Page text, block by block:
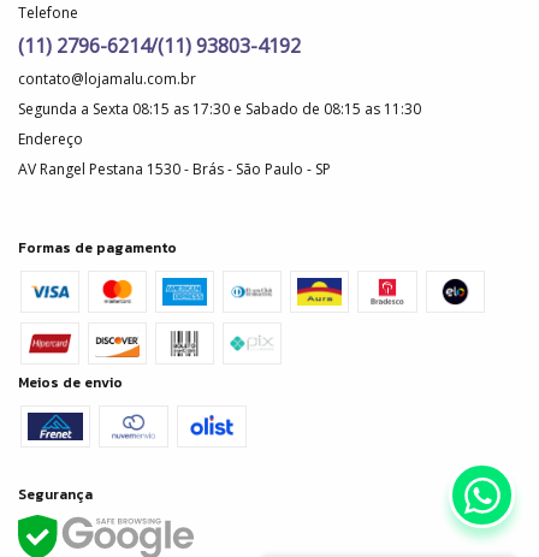
Telefone
(11) 2796-6214/(11) 93803-4192
contato@lojamalu.com.br
Segunda a Sexta 08:15 as 17:30 e Sabado de 08:15 as 11:30
Endereço
AV Rangel Pestana 1530 - Brás - São Paulo - SP
Formas de pagamento
Meios de envio
Segurança